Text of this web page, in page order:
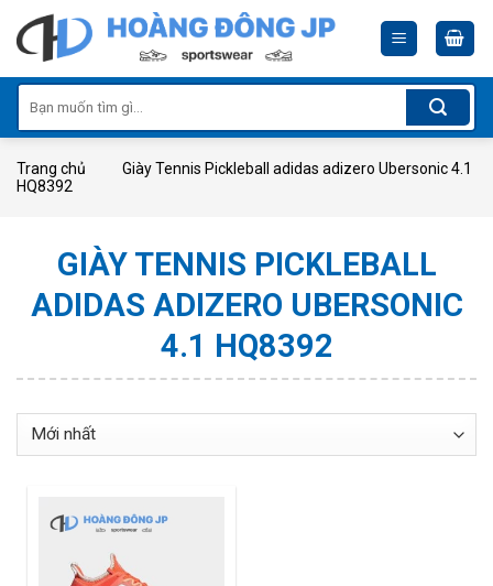
content
kiếm:
Trang chủ
Giày Tennis Pickleball adidas adizero Ubersonic 4.1
HQ8392
GIÀY TENNIS PICKLEBALL
ADIDAS ADIZERO UBERSONIC
4.1 HQ8392